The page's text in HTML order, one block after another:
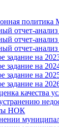
отчет-
отчет-
отчет-
задание на
задание на
задание на
задание на
качества
НОК